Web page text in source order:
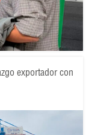
exportador con